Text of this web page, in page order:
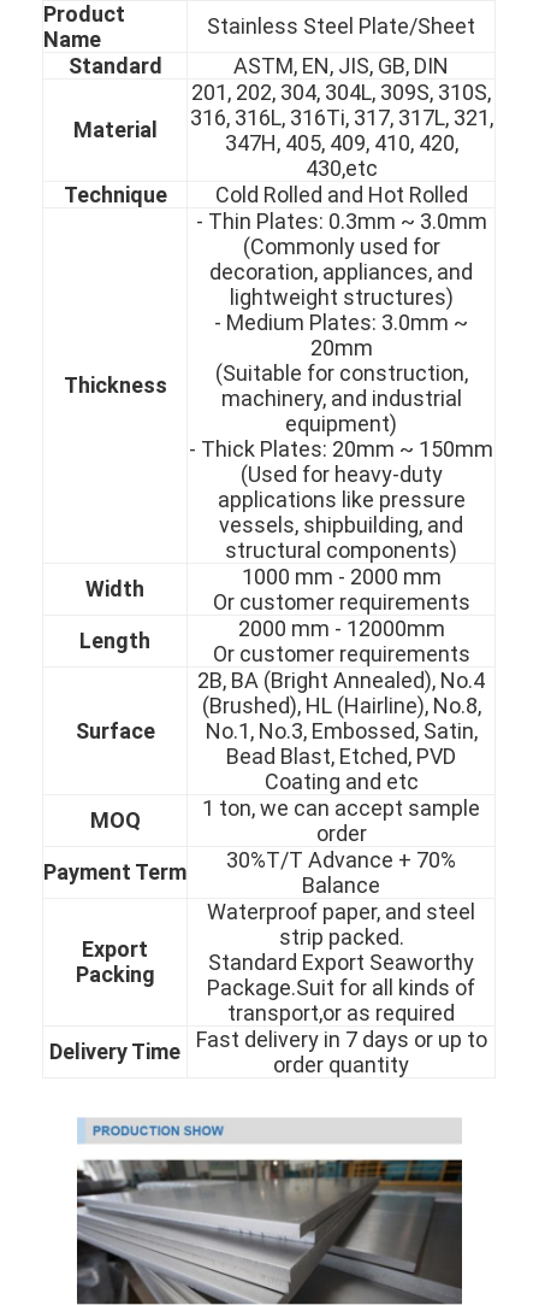
Видеозаписи
Свяжитесь с нами
Холоднопрокатная катушка нержавеющей стали
горячекатаный лист нержавеющей стали
Горячекатаная катушка нержавеющей стали
Product
Name
Stainless Steel Plate/Sheet
Standard
ASTM, EN, JIS, GB, DIN
Material
201, 202, 304, 304L, 309S, 310S,
316, 316L, 316Ti, 317, 317L, 321,
347H, 405, 409, 410, 420,
430,etc
Technique
Cold Rolled and Hot Rolled
Thickness
- Thin Plates: 0.3mm ~ 3.0mm
(Commonly used for
decoration, appliances, and
lightweight structures)
- Medium Plates: 3.0mm ~
20mm
(Suitable for construction,
machinery, and industrial
equipment)
- Thick Plates: 20mm ~ 150mm
(Used for heavy-duty
applications like pressure
vessels, shipbuilding, and
structural components)
Width
1000 mm - 2000 mm
Or customer requirements
Length
2000 mm - 12000mm
Or customer requirements
Surface
2B, BA (Bright Annealed), No.4
(Brushed), HL (Hairline), No.8,
No.1, No.3, Embossed, Satin,
Bead Blast, Etched, PVD
Coating and etc
MOQ
1 ton, we can accept sample
order
Payment Term
30%T/T Advance + 70%
Balance
Export
Packing
Waterproof paper, and steel
strip packed.
Standard Export Seaworthy
Package.Suit for all kinds of
transport,or as required
Delivery Time
Fast delivery in 7 days or up to
order quantity